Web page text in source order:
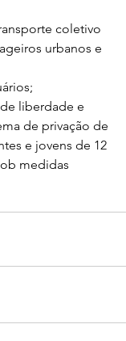
coletivo
urbanos e
liberdade e
de privação de
e jovens de 12
medidas